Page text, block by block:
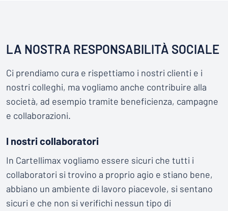
LA NOSTRA RESPONSABILITÀ SOCIALE
Ci prendiamo cura e rispettiamo i nostri clienti e i
nostri colleghi, ma vogliamo anche contribuire alla
società, ad esempio tramite beneficienza, campagne
e collaborazioni.
I nostri collaboratori
In Cartellimax vogliamo essere sicuri che tutti i
collaboratori si trovino a proprio agio e stiano bene,
abbiano un ambiente di lavoro piacevole, si sentano
sicuri e che non si verifichi nessun tipo di